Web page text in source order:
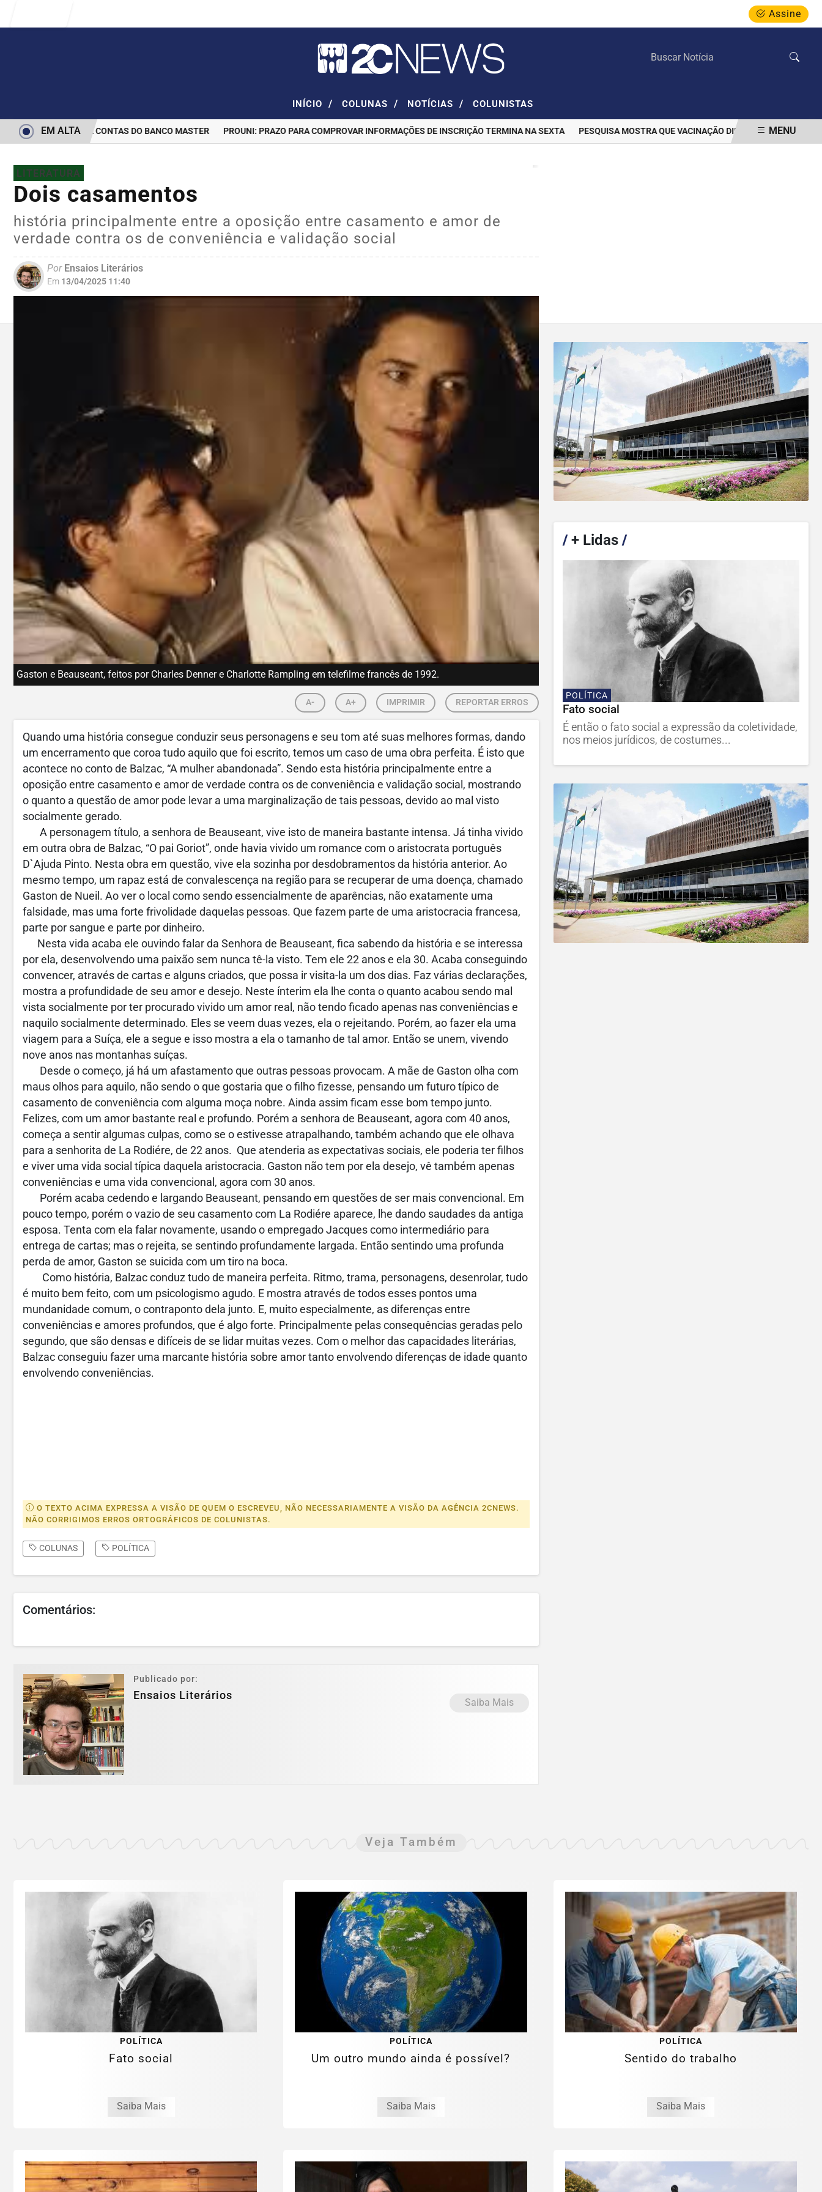
Assine
INÍCIO / COLUNAS / NOTÍCIAS / COLUNISTAS
BLOQUEIO DE CONTAS DO BANCO MASTER PROUNI: PRAZO PARA COMPROVAR INFORMAÇÕES DE INSCRIÇÃO TERMINA NA SEXTA PESQUISA MOSTRA QUE VACINAÇÃO DIMINUIU PREVALÊNCIA DE
EM ALTA MENU
LITERATURA
Dois casamentos
história principalmente entre a oposição entre casamento e amor de
verdade contra os de conveniência e validação social
PorEnsaios Literários
Em 13/04/2025 11:40
Gaston e Beauseant, feitos por Charles Denner e Charlotte Rampling em telefilme francês de 1992.
A- A+ IMPRIMIR REPORTAR ERROS
Quando uma história consegue conduzir seus personagens e seu tom até suas melhores formas, dando
um encerramento que coroa tudo aquilo que foi escrito, temos um caso de uma obra perfeita. É isto que
acontece no conto de Balzac, “A mulher abandonada”. Sendo esta história principalmente entre a
oposição entre casamento e amor de verdade contra os de conveniência e validação social, mostrando
o quanto a questão de amor pode levar a uma marginalização de tais pessoas, devido ao mal visto
socialmente gerado.
A personagem título, a senhora de Beauseant, vive isto de maneira bastante intensa. Já tinha vivido
em outra obra de Balzac, “O pai Goriot”, onde havia vivido um romance com o aristocrata português
D`Ajuda Pinto. Nesta obra em questão, vive ela sozinha por desdobramentos da história anterior. Ao
mesmo tempo, um rapaz está de convalescença na região para se recuperar de uma doença, chamado
Gaston de Nueil. Ao ver o local como sendo essencialmente de aparências, não exatamente uma
falsidade, mas uma forte frivolidade daquelas pessoas. Que fazem parte de uma aristocracia francesa,
parte por sangue e parte por dinheiro.
Nesta vida acaba ele ouvindo falar da Senhora de Beauseant, fica sabendo da história e se interessa
por ela, desenvolvendo uma paixão sem nunca tê-la visto. Tem ele 22 anos e ela 30. Acaba conseguindo
convencer, através de cartas e alguns criados, que possa ir visita-la um dos dias. Faz várias declarações,
mostra a profundidade de seu amor e desejo. Neste ínterim ela lhe conta o quanto acabou sendo mal
vista socialmente por ter procurado vivido um amor real, não tendo ficado apenas nas conveniências e
naquilo socialmente determinado. Eles se veem duas vezes, ela o rejeitando. Porém, ao fazer ela uma
viagem para a Suíça, ele a segue e isso mostra a ela o tamanho de tal amor. Então se unem, vivendo
nove anos nas montanhas suíças.
Desde o começo, já há um afastamento que outras pessoas provocam. A mãe de Gaston olha com
maus olhos para aquilo, não sendo o que gostaria que o filho fizesse, pensando um futuro típico de
casamento de conveniência com alguma moça nobre. Ainda assim ficam esse bom tempo junto.
Felizes, com um amor bastante real e profundo. Porém a senhora de Beauseant, agora com 40 anos,
começa a sentir algumas culpas, como se o estivesse atrapalhando, também achando que ele olhava
para a senhorita de La Rodiére, de 22 anos. Que atenderia as expectativas sociais, ele poderia ter filhos
e viver uma vida social típica daquela aristocracia. Gaston não tem por ela desejo, vê também apenas
conveniências e uma vida convencional, agora com 30 anos.
Porém acaba cedendo e largando Beauseant, pensando em questões de ser mais convencional. Em
pouco tempo, porém o vazio de seu casamento com La Rodiére aparece, lhe dando saudades da antiga
esposa. Tenta com ela falar novamente, usando o empregado Jacques como intermediário para
entrega de cartas; mas o rejeita, se sentindo profundamente largada. Então sentindo uma profunda
perda de amor, Gaston se suicida com um tiro na boca.
Como história, Balzac conduz tudo de maneira perfeita. Ritmo, trama, personagens, desenrolar, tudo
é muito bem feito, com um psicologismo agudo. E mostra através de todos esses pontos uma
mundanidade comum, o contraponto dela junto. E, muito especialmente, as diferenças entre
conveniências e amores profundos, que é algo forte. Principalmente pelas consequências geradas pelo
segundo, que são densas e difíceis de se lidar muitas vezes. Com o melhor das capacidades literárias,
Balzac conseguiu fazer uma marcante história sobre amor tanto envolvendo diferenças de idade quanto
envolvendo conveniências.
O TEXTO ACIMA EXPRESSA A VISÃO DE QUEM O ESCREVEU, NÃO NECESSARIAMENTE A VISÃO DA AGÊNCIA 2CNEWS.
NÃO CORRIGIMOS ERROS ORTOGRÁFICOS DE COLUNISTAS.
COLUNAS POLÍTICA
Comentários:
Publicado por:
Ensaios Literários
Saiba Mais
/+ Lidas /
POLÍTICA
Fato social
É então o fato social a expressão da coletividade,
nos meios jurídicos, de costumes...
Veja Também
POLÍTICA
Fato social
Saiba Mais
POLÍTICA
Um outro mundo ainda é possível?
Saiba Mais
POLÍTICA
Sentido do trabalho
Saiba Mais